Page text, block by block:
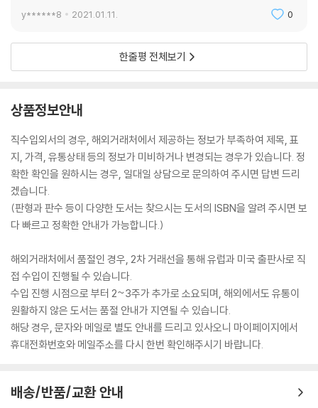
y******8 2021.01.11. 0
한줄평 전체보기
상품정보안내
직수입외서의 경우, 해외거래처에서 제공하는 정보가 부족하여 제목, 표
지, 가격, 유통상태 등의 정보가 미비하거나 변경되는 경우가 있습니다. 정
확한 확인을 원하시는 경우, 일대일 상담으로 문의하여 주시면 답변 드리
겠습니다.
(판형과 판수 등이 다양한 도서는 찾으시는 도서의 ISBN을 알려 주시면 보
다 빠르고 정확한 안내가 가능합니다.)
해외거래처에서 품절인 경우, 2차 거래선을 통해 유럽과 미국 출판사로 직
접 수입이 진행될 수 있습니다.
수입 진행 시점으로 부터 2~3주가 추가로 소요되며, 해외에서도 유통이
원활하지 않은 도서는 품절 안내가 지연될 수 있습니다.
해당 경우, 문자와 메일로 별도 안내를 드리고 있사오니 마이페이지에서
휴대전화번호와 메일주소를 다시 한번 확인해주시기 바랍니다.
배송/반품/교환 안내